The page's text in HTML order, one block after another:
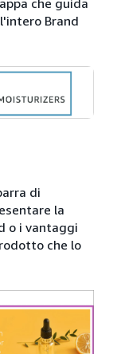
che guida
Brand
di
la
o i vantaggi
che lo